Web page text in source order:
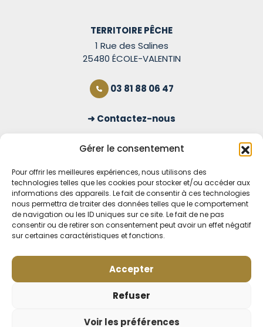
Gérer le consentement
Pour offrir les meilleures expériences, nous utilisons des
technologies telles que les cookies pour stocker et/ou accéder aux
informations des appareils. Le fait de consentir à ces technologies
nous permettra de traiter des données telles que le comportement
de navigation ou les ID uniques sur ce site. Le fait de ne pas
consentir ou de retirer son consentement peut avoir un effet négatif
sur certaines caractéristiques et fonctions.
Accepter
Refuser
Voir les préférences
TERRITOIRE PÊCHE
1 Rue des Salines
25480 ÉCOLE-VALENTIN
03 81 88 06 47
Contactez-nous
OUVERT TOUS LES JOURS
Voir nos horaires
MENTIONS LÉGALES
POLITIQUE DE CONFIDENTIALITÉ